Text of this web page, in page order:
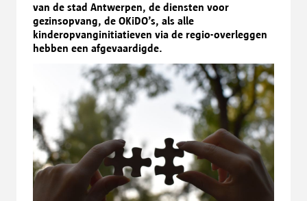
van de stad Antwerpen, de diensten voor
gezinsopvang, de OKiDO’s, als alle
kinderopvanginitiatieven via de regio-overleggen
hebben een afgevaardigde.